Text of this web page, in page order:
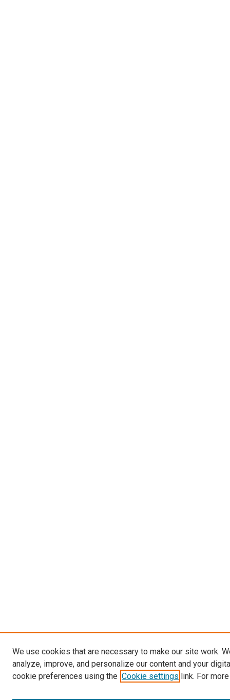
We use cookies that are necessary to make our site work.
analyze, improve, and personalize our content and your
cookie preferences using the Cookie settings link. For